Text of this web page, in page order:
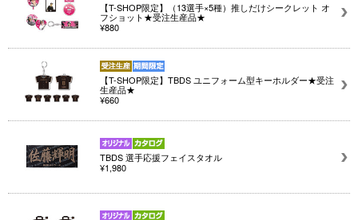
【T-SHOP限定】（13選手×5種）推しだけシークレット オ
フショット★受注生産品★
¥880
【T-SHOP限定】TBDS ユニフォーム型キーホルダー★受注
生産品★
¥660
TBDS 選手応援フェイスタオル
¥1,980